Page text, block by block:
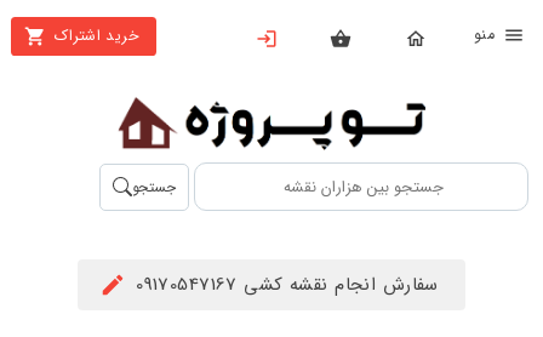
خرید اشتراک
بستن
محصولات
تهیه
اشتراک
جستجو
سفارش انجام نقشه کشی 09170547167